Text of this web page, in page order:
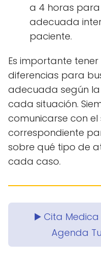
a 4 horas
adecuada
paciente.
Es importante
diferencias para
adecuada según
cada situación.
comunicarse con el
correspondiente
sobre qué tipo de
cada caso.
▶️ Cita Medica
Agenda